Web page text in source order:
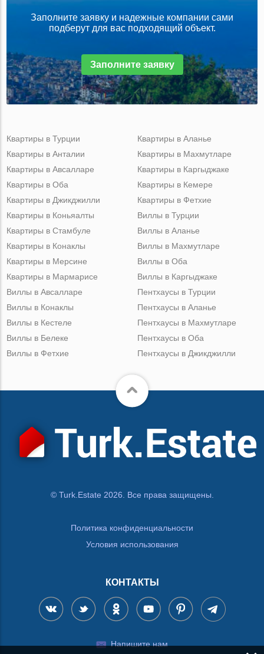
Заполните заявку и надежные компании сами
подберут для вас подходящий объект.
Заполните заявку
Квартиры в Турции
Квартиры в Анталии
Квартиры в Авсалларе
Квартиры в Оба
Квартиры в Джикджилли
Квартиры в Аланье
Квартиры в Махмутларе
Квартиры в Каргыджаке
Квартиры в Кемере
Квартиры в Фетхие
Квартиры в Коньяалты
Квартиры в Стамбуле
Квартиры в Конаклы
Квартиры в Мерсине
Квартиры в Мармарисе
Виллы в Турции
Виллы в Аланье
Виллы в Махмутларе
Виллы в Оба
Виллы в Каргыджаке
Виллы в Авсалларе
Виллы в Конаклы
Виллы в Кестеле
Виллы в Белеке
Виллы в Фетхие
Пентхаусы в Турции
Пентхаусы в Аланье
Пентхаусы в Махмутларе
Пентхаусы в Оба
Пентхаусы в Джикджилли
© Turk.Estate 2026. Все права защищены.
Политика конфиденциальности
Условия использования
КОНТАКТЫ
Напишите нам